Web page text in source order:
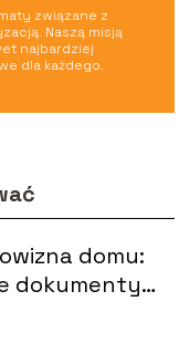
związane z
Naszą misją
najbardziej
dla każdego.
domu:
dokumenty